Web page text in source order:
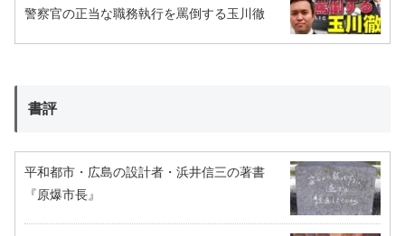
警察官の正当な職務執行を罵倒する玉川徹
書評
平和都市・広島の設計者・浜井信三の著書
『原爆市長』